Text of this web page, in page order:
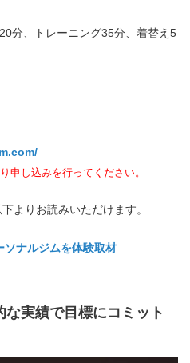
、トレーニング35分、着替え5
申し込みを行ってください。
よりお読みいただけます。
ソナルジムを体験取材
実績で目標にコミット